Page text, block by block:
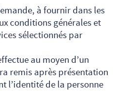
à fournir dans les
conditions générales et
sélectionnés par
au moyen d’un
remis après présentation
l’identité de la personne